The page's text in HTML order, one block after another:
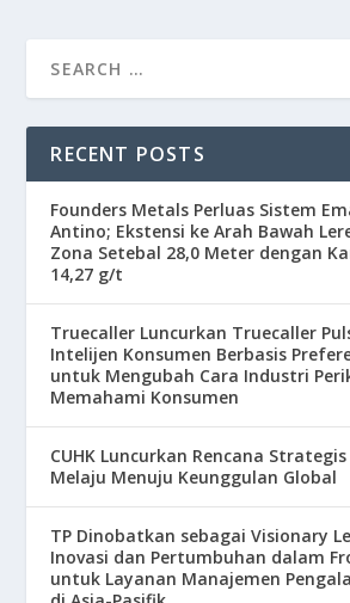
RECENT POSTS
Founders Metals Perluas Sistem
Antino; Ekstensi ke Arah Bawah
Zona Setebal 28,0 Meter dengan
14,27 g/t
Truecaller Luncurkan Truecaller
Intelijen Konsumen Berbasis
untuk Mengubah Cara Industri
Memahami Konsumen
CUHK Luncurkan Rencana Strategis
Melaju Menuju Keunggulan Global
TP Dinobatkan sebagai Visionary
Inovasi dan Pertumbuhan dalam
untuk Layanan Manajemen